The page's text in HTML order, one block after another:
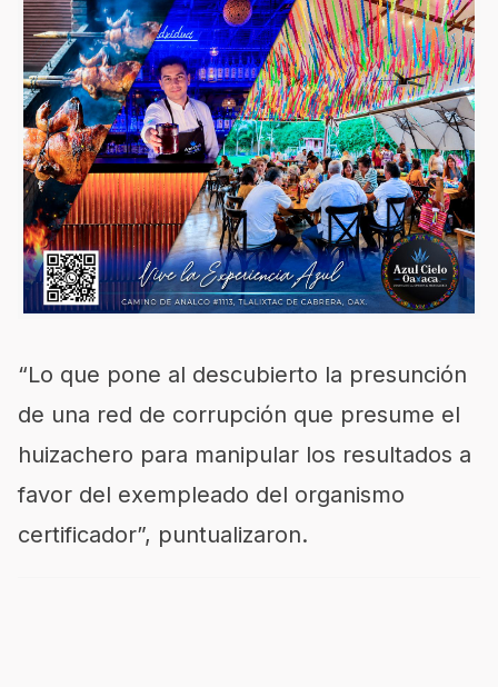
“Lo que pone al descubierto la presunción
de una red de corrupción que presume el
huizachero para manipular los resultados a
favor del exempleado del organismo
certificador”, puntualizaron.